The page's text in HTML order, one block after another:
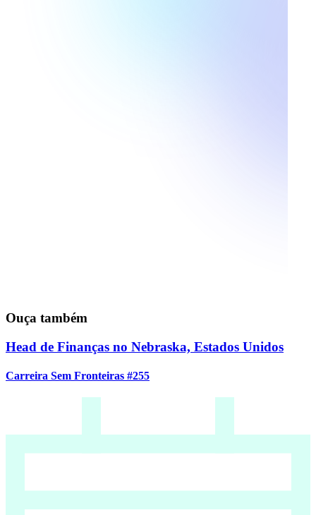
Ouça também
Head de Finanças no Nebraska, Estados Unidos
Carreira Sem Fronteiras #255